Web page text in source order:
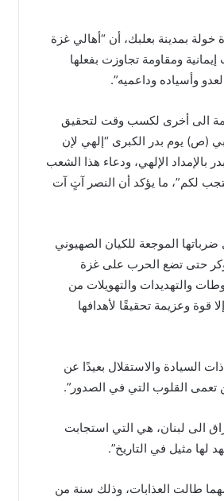
بمدينة بعلبك، أن “أهالي غزة
ومقاومة تجاوزت بفعلها
وأسياده وداعميه”.
الى أخرى لكسب وقت لتحقيق
(ص) يوم بدر الكبرى “إلهي لإن
بالإمداد الإلهي، ودعاء هذا الشعب
لكم”، ما يؤكد أن النصر آتٍ آت
الموجعة للكيان الصهيوني
وكر حتى تضع الحرب على غزة
والتهديدات والتهويلات من
قوة وعزيمة تحقيقًا لأهدافها
السيادة والاستقلال بعيدًا عن
تعمى القلوب التي في الصدور”.
الى لبنان، هي التي استجابت
مثيل في التاريخ”.
طالت العذابات، وذلك سنة من